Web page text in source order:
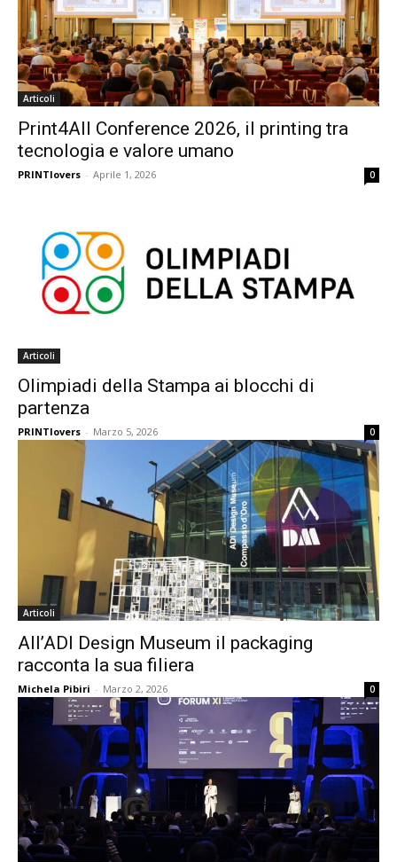
Articoli
Print4All Conference 2026, il printing tra
tecnologia e valore umano
PRINTlovers - Aprile 1, 2026 0
Articoli
Olimpiadi della Stampa ai blocchi di
partenza
PRINTlovers - Marzo 5, 2026 0
Articoli
All’ADI Design Museum il packaging
racconta la sua filiera
Michela Pibiri - Marzo 2, 2026 0